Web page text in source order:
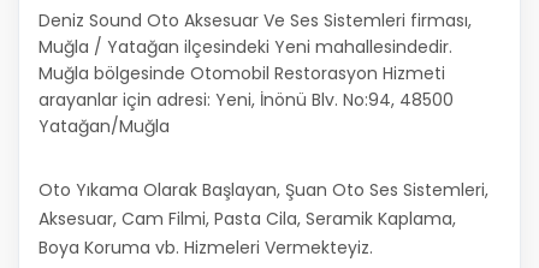
Deniz Sound Oto Aksesuar Ve Ses Sistemleri firması,
Muğla / Yatağan ilçesindeki Yeni mahallesindedir.
Muğla bölgesinde Otomobil Restorasyon Hizmeti
arayanlar için adresi: Yeni, İnönü Blv. No:94, 48500
Yatağan/Muğla
Oto Yıkama Olarak Başlayan, Şuan Oto Ses Sistemleri,
Aksesuar, Cam Filmi, Pasta Cila, Seramik Kaplama,
Boya Koruma vb. Hizmeleri Vermekteyiz.